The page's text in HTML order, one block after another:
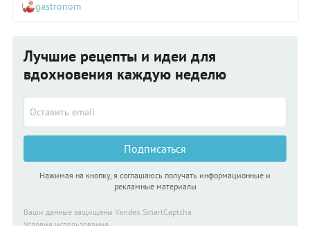
gastronom
Лучшие рецепты и идеи для
вдохновения каждую неделю
Подписаться
Нажимая на кнопку, я соглашаюсь получать информационные и
рекламные материалы
Ваши данные защищены Yandex SmartCaptcha